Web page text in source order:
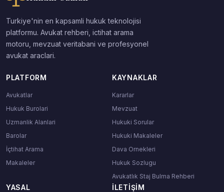
Turkiye'nin en kapsamli hukuk teknolojisi
platformu. Avukat rehberi, ictihat arama
motoru, mevzuat veritabani ve profesyonel
avukat araclari.
PLATFORM
Avukatlar
Hukuk Burolari
Uzmanlik Alanlari
Barolar
İçtihat Arama
Makaleler
KAYNAKLAR
Kararlar
Mevzuat
Hukuki Sorular
Hukuki Makaleler
Dava Ornekleri
Hukuk Sozlugu
Avukatlık Staj Bulma Rehberi
YASAL İLETIŞIM